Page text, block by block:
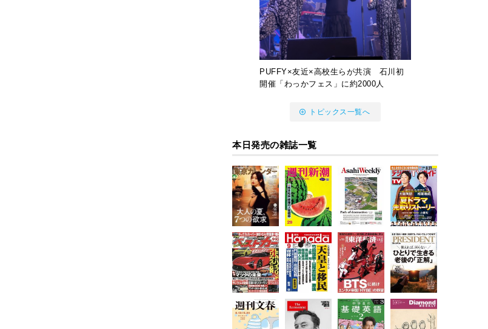
PUFFY×友近×高校生らが共演 石川初
開催「わっかフェス」に約2000人
トピックス一覧へ
本日発売の雑誌一覧